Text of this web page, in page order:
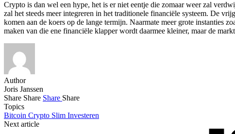
Crypto is dan wel een hype, het is er niet eentje die zomaar weer zal
zal het steeds meer integreren in het traditionele financiële systeem. De
komen aan de koers op de lange termijn. Naarmate meer grote instanties
maken van die ene financiële klapper wordt daarmee kleiner, maar de
Author
Joris Janssen
Share Share Share Share
Topics
Bitcoin Crypto Slim Investeren
Next article